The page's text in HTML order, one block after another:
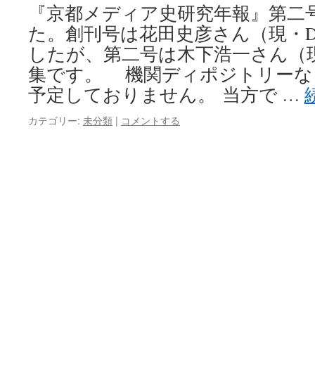
『京都メディア史研究年報』第
た。創刊号は花田史彦さん（現・
したが、第二号は木下浩一さん
集です。 機関ディポジトリーな
予定しておりません。 当方で …
カテゴリー: 未分類 | コメントする